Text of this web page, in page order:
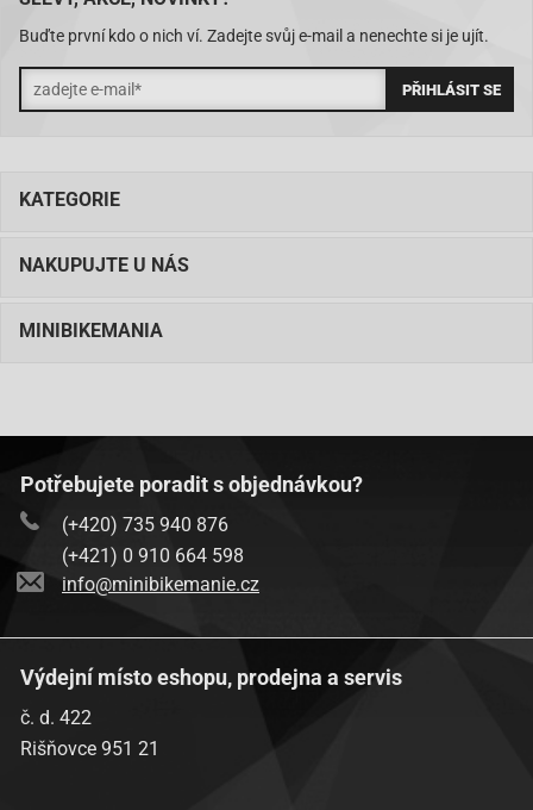
Buďte první kdo o nich ví. Zadejte svůj e-mail a nenechte si je ujít.
KATEGORIE
NAKUPUJTE U NÁS
MINIBIKEMANIA
Potřebujete poradit s objednávkou?
(+420) 735 940 876
(+421) 0 910 664 598
info@minibikemanie.cz
Výdejní místo eshopu, prodejna a servis
č. d. 422
Rišňovce 951 21